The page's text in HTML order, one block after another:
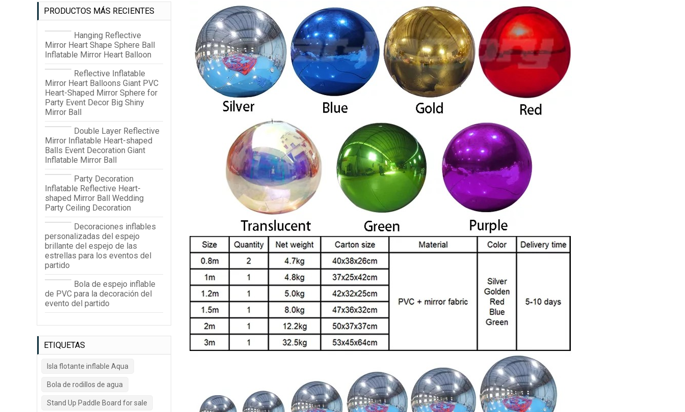
PRODUCTOS MÁS RECIENTES
Hanging Reflective
Mirror Heart Shape Sphere Ball
Inflatable Mirror Heart Balloon
Reflective Inflatable
Mirror Heart Balloons Giant PVC
Heart-Shaped Mirror Sphere for
Party Event Decor Big Shiny
Mirror Ball
Double Layer Reflective
Mirror Inflatable Heart-shaped
Balls Event Decoration Giant
Inflatable Mirror Ball
Party Decoration
Inflatable Reflective Heart-
shaped Mirror Ball Wedding
Party Ceiling Decoration
Decoraciones inflables
personalizadas del espejo
brillante del espejo de las
estrellas para los eventos del
partido
Bola de espejo inflable
de PVC para la decoración del
evento del partido
ETIQUETAS
Isla flotante inflable Aqua
Bola de rodillos de agua
Stand Up Paddle Board for sale